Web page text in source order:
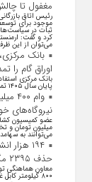
مغفول تا
رئیس اتاق
موجود برای
ثبات در
کرد و گفت:
می‌توان از این
بانک
اوراق گام را
بانک مرکزی
پایان سال ۱۴۰۵ تمدید کرد.
نیروگاه‌های
میلیون تومان و
می‌توانند به
۱۹۴
حذف ۲۳۹۵ مگاوات بار پنهان از شبکه برق
۸۰۰ کیلومتر کابل غیرمجاز از ابتدای اجرای طرح ملی مهتاب خبر داد.